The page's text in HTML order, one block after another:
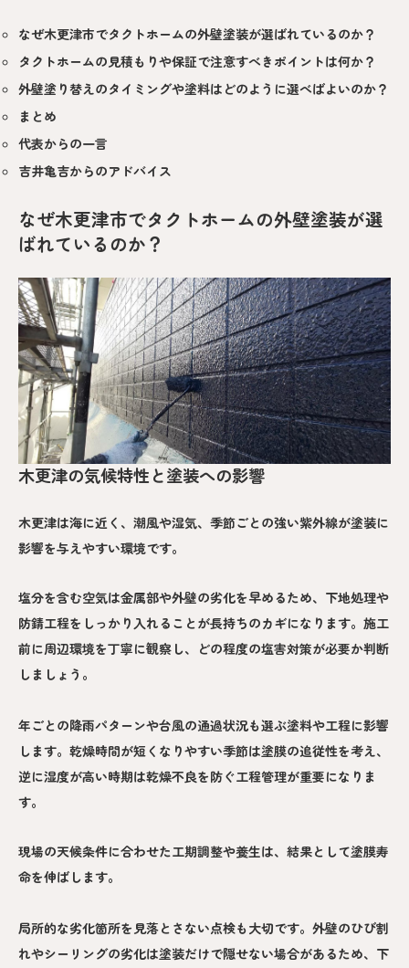
なぜ木更津市でタクトホームの外壁塗装が選ばれているのか？
タクトホームの見積もりや保証で注意すべきポイントは何か？
外壁塗り替えのタイミングや塗料はどのように選べばよいのか？
まとめ
代表からの一言
吉井亀吉からのアドバイス
なぜ木更津市でタクトホームの外壁塗装が選
ばれているのか？
木更津の気候特性と塗装への影響
木更津は海に近く、潮風や湿気、季節ごとの強い紫外線が塗装に
影響を与えやすい環境です。
塩分を含む空気は金属部や外壁の劣化を早めるため、下地処理や
防錆工程をしっかり入れることが長持ちのカギになります。施工
前に周辺環境を丁寧に観察し、どの程度の塩害対策が必要か判断
しましょう。
年ごとの降雨パターンや台風の通過状況も選ぶ塗料や工程に影響
します。乾燥時間が短くなりやすい季節は塗膜の追従性を考え、
逆に湿度が高い時期は乾燥不良を防ぐ工程管理が重要になりま
す。
現場の天候条件に合わせた工期調整や養生は、結果として塗膜寿
命を伸ばします。
局所的な劣化箇所を見落とさない点検も大切です。外壁のひび割
れやシーリングの劣化は塗装だけで隠せない場合があるため、下